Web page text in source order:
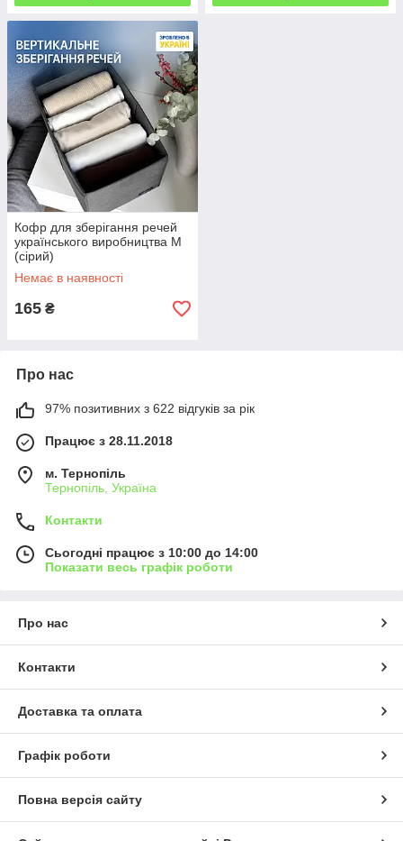
Кофр для зберігання речей
українського виробництва M
(сірий)
Немає в наявності
165 ₴
Про нас
97% позитивних з 622 відгуків за рік
Працює з 28.11.2018
м. Тернопіль
Тернопіль, Україна
Контакти
Сьогодні працює з 10:00 до 14:00
Показати весь графік роботи
Про нас
Контакти
Доставка та оплата
Графік роботи
Повна версія сайту